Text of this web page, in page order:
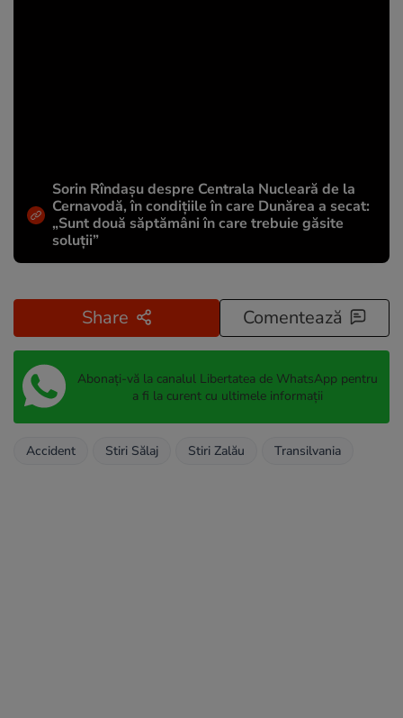
Sorin Rîndașu despre Centrala Nucleară de la
Cernavodă, în condițiile în care Dunărea a secat:
„Sunt două săptămâni în care trebuie găsite
soluții”
Share Comentează
Abonați-vă la canalul Libertatea de WhatsApp pentru
a fi la curent cu ultimele informații
Accident Stiri Sălaj Stiri Zalău Transilvania